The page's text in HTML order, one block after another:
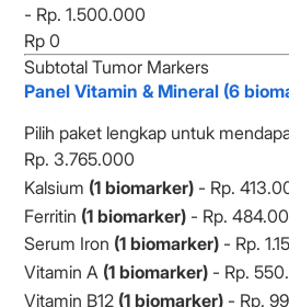
- Rp. 1.500.000
Subtotal Tumor Markers
Panel Vitamin & Mineral (6
Pilih paket lengkap untuk
Rp. 3.765.000
Kalsium (1 biomarker) - Rp.
Ferritin (1 biomarker) - Rp.
Serum Iron (1 biomarker) - Rp.
Vitamin A (1 biomarker) - Rp.
Vitamin B12 (1 biomarker) - Rp.